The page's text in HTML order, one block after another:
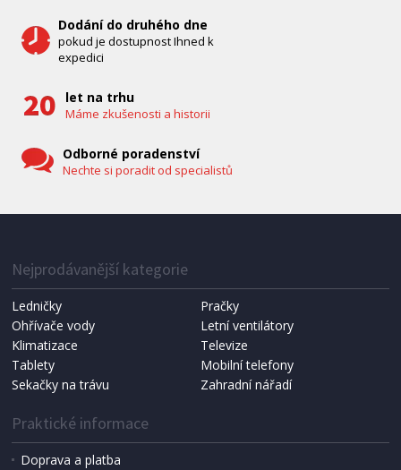
NÁHRADNÍ SÁČKY DO VYSAVAČE
Koma KRA-SB02S (Multi Bag, S-BAG SMS)
Dodání do druhého dne
pokud je dostupnost Ihned k
expedici
let na trhu
Máme zkušenosti a historii
Odborné poradenství
Nechte si poradit od specialistů
Nejprodávanější kategorie
Ledničky
Pračky
Ohřívače vody
Letní ventilátory
Klimatizace
Televize
Tablety
Mobilní telefony
Sekačky na trávu
Zahradní nářadí
Praktické informace
Doprava a platba